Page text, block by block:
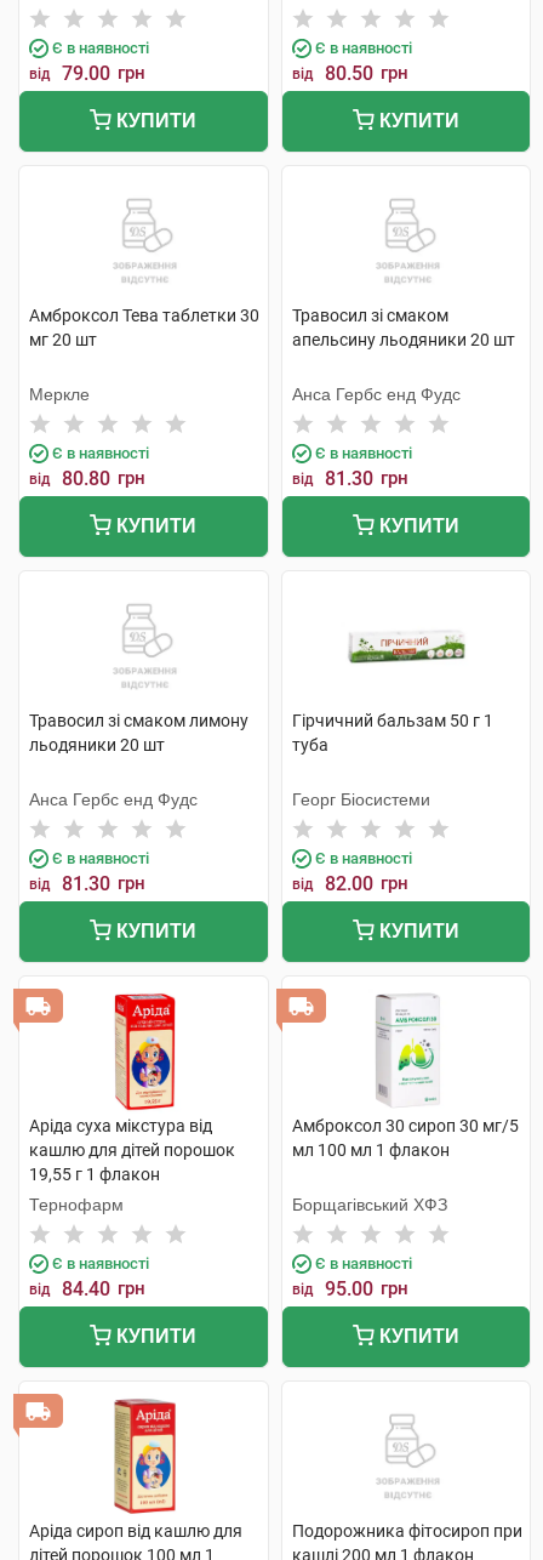
Є в наявності
від 79.00 грн
КУПИТИ
Є в наявності
від 80.50 грн
КУПИТИ
Амброксол Тева таблетки 30
мг 20 шт
Меркле
Є в наявності
від 80.80 грн
КУПИТИ
Травосил зі смаком
апельсину льодяники 20 шт
Анса Гербc енд Фудс
Є в наявності
від 81.30 грн
КУПИТИ
Травосил зі смаком лимону
льодяники 20 шт
Анса Гербc енд Фудс
Є в наявності
від 81.30 грн
КУПИТИ
Гірчичний бальзам 50 г 1
туба
Георг Біосистеми
Є в наявності
від 82.00 грн
КУПИТИ
Аріда суха мікстура від
кашлю для дітей порошок
19,55 г 1 флакон
Тернофарм
Є в наявності
від 84.40 грн
КУПИТИ
Амброксол 30 сироп 30 мг/5
мл 100 мл 1 флакон
Борщагівський ХФЗ
Є в наявності
від 95.00 грн
КУПИТИ
Аріда сироп від кашлю для
дітей порошок 100 мл 1
Подорожника фітосироп при
кашлі 200 мл 1 флакон